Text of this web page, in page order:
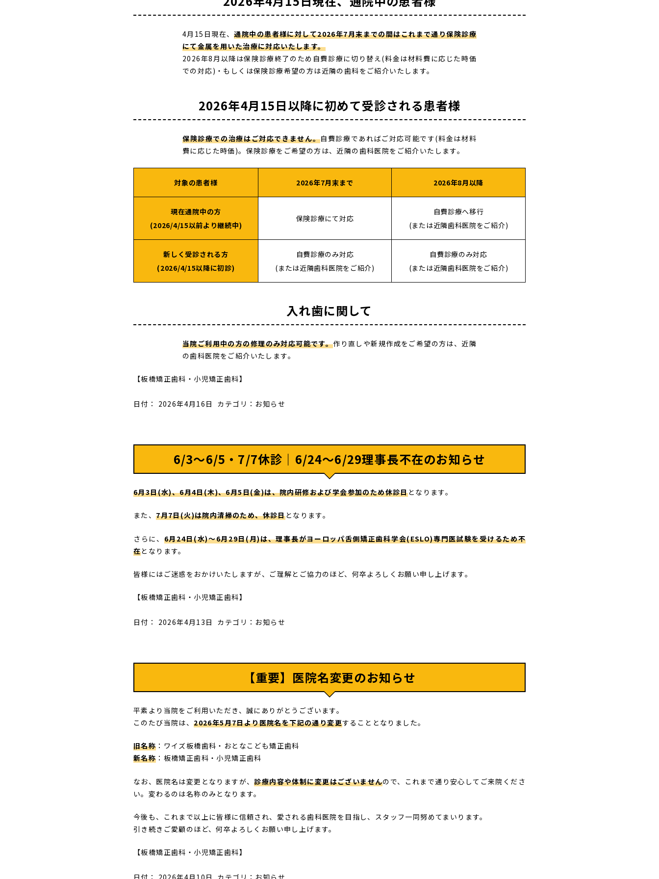
4月15日現在、通院中の患者様に対して2026年7月末までの間はこれまで通り保険診療
にて金属を用いた治療に対応いたします。
2026年8月以降は保険診療終了のため自費診療に切り替え(料金は材料費に応じた時価
での対応)・もしくは保険診療希望の方は近隣の歯科をご紹介いたします。
2026年4月15日以降に初めて受診される患者様
保険診療での治療はご対応できません。自費診療であればご対応可能です(料金は材料
費に応じた時価)。保険診療をご希望の方は、近隣の歯科医院をご紹介いたします。
対象の患者様 2026年7月末まで 2026年8月以降
現在通院中の方
(2026/4/15以前より継続中)
保険診療にて対応
自費診療へ移行
(または近隣歯科医院をご紹介)
新しく受診される方
(2026/4/15以降に初診)
自費診療のみ対応
(または近隣歯科医院をご紹介)
自費診療のみ対応
(または近隣歯科医院をご紹介)
入れ歯に関して
当院ご利用中の方の修理のみ対応可能です。作り直しや新規作成をご希望の方は、近隣
の歯科医院をご紹介いたします。
【板橋矯正歯科・小児矯正歯科】
日付： 2026年4月16日 カテゴリ： お知らせ
6/3〜6/5・7/7休診｜6/24〜6/29理事長不在のお知らせ
6月3日(水)、6月4日(木)、6月5日(金)は、院内研修および学会参加のため休診日となります。
また、7月7日(火)は院内清掃のため、休診日となります。
さらに、 6月24日(水)〜6月29日(月)は、理事長がヨーロッパ舌側矯正歯科学会(ESLO)専門医試験を受けるため不
在となります。
皆様にはご迷惑をおかけいたしますが、ご理解とご協力のほど、何卒よろしくお願い申し上げます。
【板橋矯正歯科・小児矯正歯科】
日付： 2026年4月13日 カテゴリ： お知らせ
【重要】医院名変更のお知らせ
平素より当院をご利用いただき、誠にありがとうございます。
このたび当院は、2026年5月7日より医院名を下記の通り変更することとなりました。
旧名称 ：ワイズ板橋歯科・おとなこども矯正歯科
新名称 ：板橋矯正歯科・小児矯正歯科
なお、医院名は変更となりますが、診療内容や体制に変更はございませんので、これまで通り安心してご来院くださ
い。変わるのは名称のみとなります。
今後も、これまで以上に皆様に信頼され、愛される歯科医院を目指し、スタッフ一同努めてまいります。
引き続きご愛顧のほど、何卒よろしくお願い申し上げます。
【板橋矯正歯科・小児矯正歯科】
日付： 2026年4月10日 カテゴリ： お知らせ